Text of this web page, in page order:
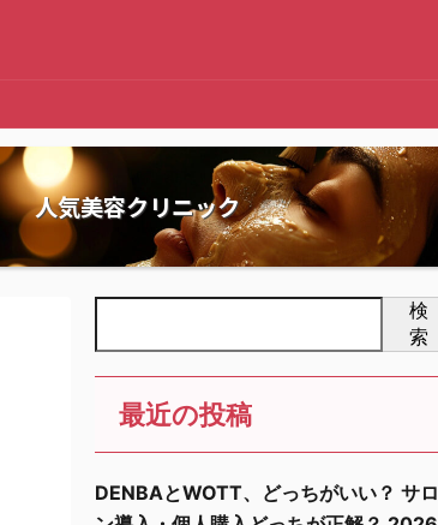
人気美容クリニック
検
索
最近の投稿
DENBAとWOTT、どっちがいい？ サロ